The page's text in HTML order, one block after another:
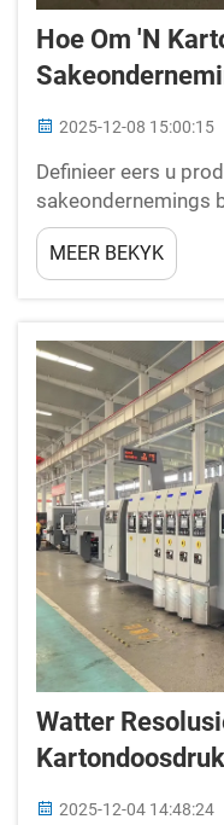
Hoe Om 'n
2025-12-08 15:00:15
Definieer eers u
sakeondernemings
kartondoosdrukker
duidelik te
oorbetaal vir
MEER BEKYK
Watter
2025-12-04 14:48:24